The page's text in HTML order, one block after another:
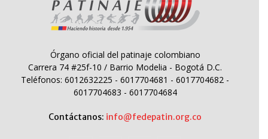
Órgano oficial del patinaje colombiano
Carrera 74 #25f-10 / Barrio Modelia - Bogotá D.C.
Teléfonos: 6012632225 - 6017704681 - 6017704682 -
6017704683 - 6017704684
Contáctanos: info@fedepatin.org.co